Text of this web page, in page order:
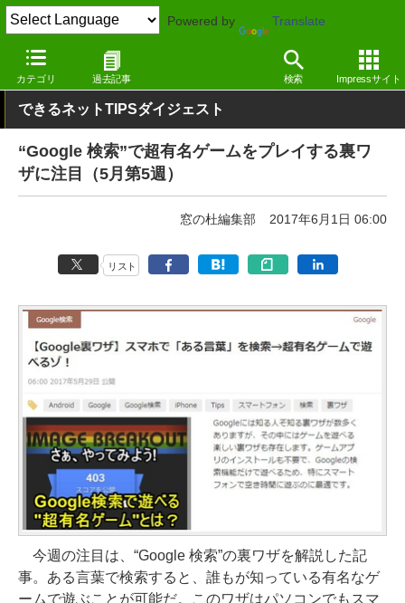
Powered by Translate
カテゴリ 過去記事 検索 Impressサイト
窓の杜 その他の話題
できるネットTIPSダイジェスト
“Google 検索”で超有名ゲームをプレイする裏ワ
ザに注目（5月第5週）
窓の杜編集部 2017年6月1日 06:00
リスト
今週の注目は、“Google 検索”の裏ワザを解説した記
事。ある言葉で検索すると、誰もが知っている有名なゲ
ームで遊ぶことが可能だ。このワザはパソコンでもスマ